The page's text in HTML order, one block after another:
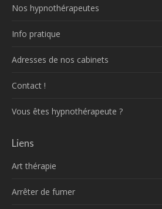
Nos hypnothérapeutes
Info pratique
Adresses de nos cabinets
Contact !
Vous êtes hypnothérapeute ?
Liens
Art thérapie
Arrêter de fumer